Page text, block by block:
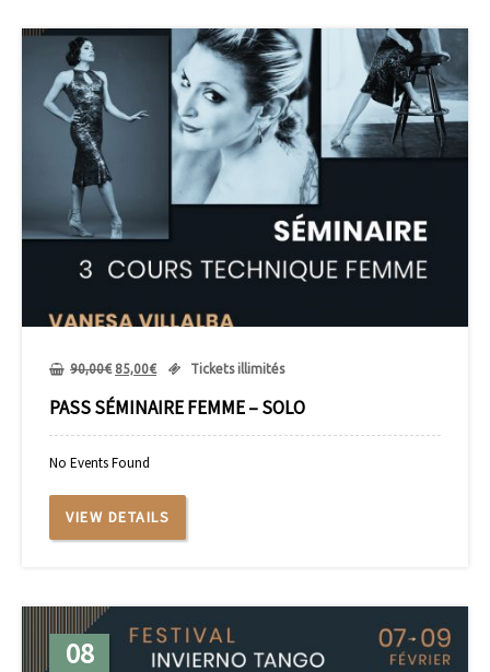
90,00€ 85,00€ Tickets illimités
PASS SÉMINAIRE FEMME – SOLO
No Events Found
VIEW DETAILS
08